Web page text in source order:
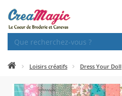
Loisirs créatifs Dress Your Doll